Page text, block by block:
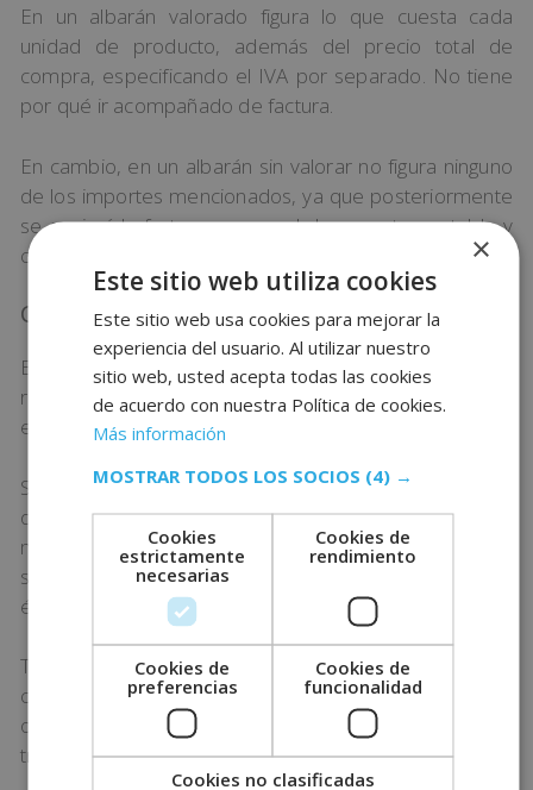
En un albarán valorado figura lo que cuesta cada
unidad de producto, además del precio total de
compra, especificando el IVA por separado. No tiene
por qué ir acompañado de factura.
En cambio, en un albarán sin valorar no figura ninguno
de los importes mencionados, ya que posteriormente
se enviará la factura que es el documento contable y
con valor tributario.
Cuándo utilizar cada tipo de albarán
El uso de un albarán valorado o sin valorar está
relacionado con la política de facturación de la
empresa.
Si la facturación se hace en periodo de tiempos
distintos al de la recepción de la mercancía, el albarán
más usado acostumbra a ser el valorado. En cambio,
si la entrega del albarán se acompaña de una factura,
éste será sin valorar.
También se puede utilizar un albarán no valorado
cuando el receptor es un tercero ajeno al comprador
o vendedor y que no deba ver el valor de la
transacción por cuestiones comerciales.
×
Este sitio web utiliza cookies
Este sitio web usa cookies para mejorar la
experiencia del usuario. Al utilizar nuestro
sitio web, usted acepta todas las cookies
de acuerdo con nuestra Política de cookies.
Más información
MOSTRAR TODOS LOS SOCIOS (4) →
Cookies
estrictamente
necesarias
Cookies de
rendimiento
Cookies de
preferencias
Cookies de
funcionalidad
Cookies no clasificadas